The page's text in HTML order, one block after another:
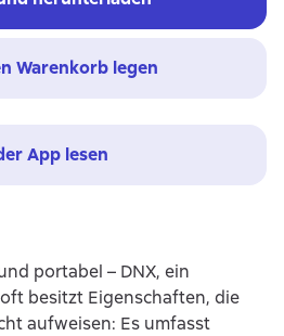
Warenkorb legen
App lesen
portabel – DNX, ein
besitzt Eigenschaften, die
aufweisen: Es umfasst